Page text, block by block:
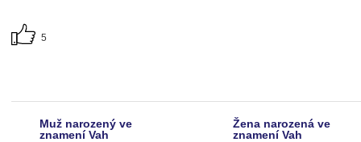
5
Muž narozený ve
znamení Vah
Žena narozená ve
znamení Vah